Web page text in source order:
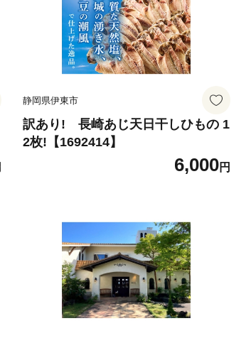
静岡県伊東市
訳あり! 長崎あじ天日干しひもの 1
2枚!【1692414】
6,000円